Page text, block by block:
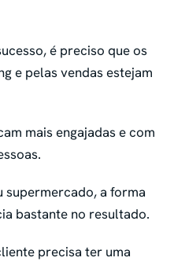
é preciso que os
e pelas vendas estejam
mais engajadas e com
supermercado, a forma
bastante no resultado.
precisa ter uma